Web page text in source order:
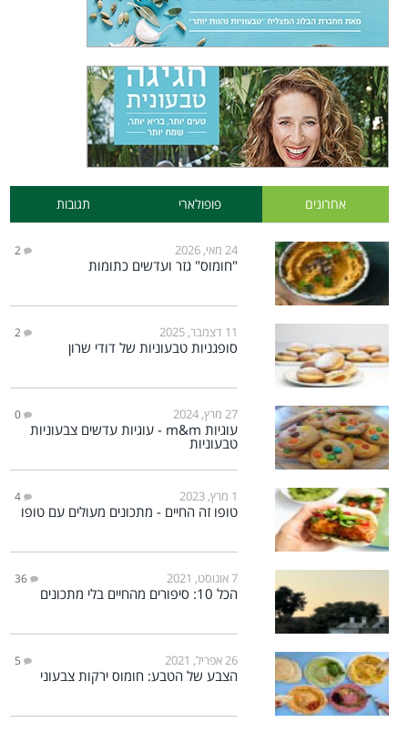
אחרונים פופולארי תגובות
24 מאי, 2026 2
"חומוס" גזר ועדשים כתומות
11 דצמבר, 2025 2
סופגניות טבעוניות של דודי שרון
27 מרץ, 2024 0
עוגיות m&m - עוגיות עדשים צבעוניות
טבעוניות
1 מרץ, 2023 4
טופו זה החיים - מתכונים מעולים עם טופו
7 אוגוסט, 2021 36
הכל 10: סיפורים מהחיים בלי מתכונים
26 אפריל, 2021 5
הצבע של הטבע: חומוס ירקות צבעוני